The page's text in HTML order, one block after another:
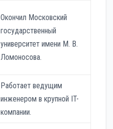
Окончил Московский
государственный
университет имени М. В.
Ломоносова.
Работает ведущим
инженером в крупной IT-
компании.